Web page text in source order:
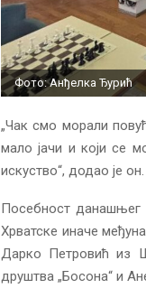
Фото: Анђелка Ђурић
„Чак смо морали
мало јачи и који се
искуство“, додао је он.
Посебност данашњег
Хрватске иначе
Дарко Петровић из
друштва „Босона“ и